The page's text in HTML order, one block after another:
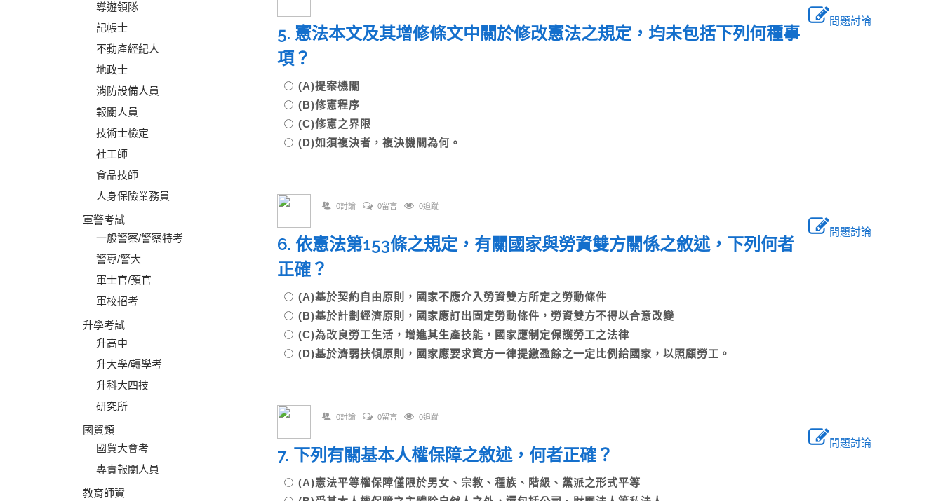
導遊領隊
記帳士
不動產經紀人
地政士
消防設備人員
報關人員
技術士檢定
社工師
食品技師
人身保險業務員
軍警考試
一般警察/警察特考
警專/警大
軍士官/預官
軍校招考
升學考試
升高中
升大學/轉學考
升科大四技
研究所
國貿類
國貿大會考
專責報關人員
教育師資
問題討論
5. 憲法本文及其增修條文中關於修改憲法之規定，均未包括下列何種事
項？
(A)提案機關
(B)修憲程序
(C)修憲之界限
(D)如須複決者，複決機關為何。
0討論 0留言 0追蹤
問題討論
6. 依憲法第153條之規定，有關國家與勞資雙方關係之敘述，下列何者
正確？
(A)基於契約自由原則，國家不應介入勞資雙方所定之勞動條件
(B)基於計劃經濟原則，國家應訂出固定勞動條件，勞資雙方不得以合意改變
(C)為改良勞工生活，增進其生產技能，國家應制定保護勞工之法律
(D)基於濟弱扶傾原則，國家應要求資方一律提繳盈餘之一定比例給國家，以照顧勞工。
0討論 0留言 0追蹤
問題討論
7. 下列有關基本人權保障之敘述，何者正確？
(A)憲法平等權保障僅限於男女、宗教、種族、階級、黨派之形式平等